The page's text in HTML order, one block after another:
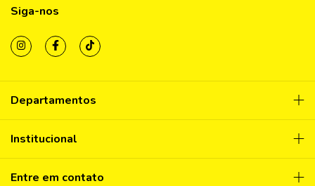
Siga-nos
Departamentos
Institucional
Entre em contato